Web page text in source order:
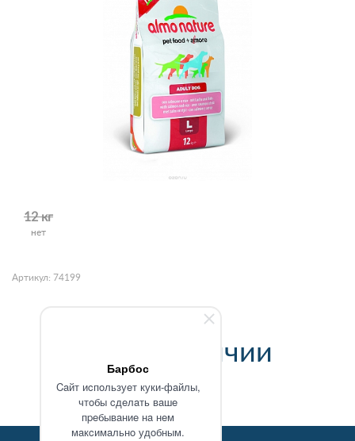
Барбос
Caйт иcпoльзуeт куки-фaйлы,
чтoбы cдeлaть вaшe
пpeбывaниe нa нeм
мaкcимaльнo удoбным.
12 кг
нет
Артикул: 74199
Нет в наличии